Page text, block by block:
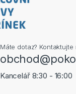
Máte dotaz? Kontaktujte
Kancelář 8:30 - 16:00